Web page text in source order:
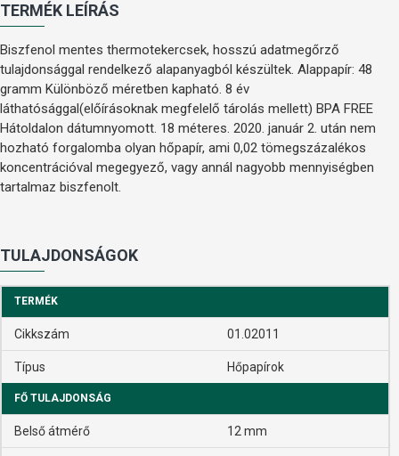
TERMÉK LEÍRÁS
Biszfenol mentes thermotekercsek, hosszú adatmegőrző
tulajdonsággal rendelkező alapanyagból készültek. Alappapír: 48
gramm Különböző méretben kapható. 8 év
láthatósággal(előírásoknak megfelelő tárolás mellett) BPA FREE
Hátoldalon dátumnyomott. 18 méteres. 2020. január 2. után nem
hozható forgalomba olyan hőpapír, ami 0,02 tömegszázalékos
koncentrációval megegyező, vagy annál nagyobb mennyiségben
tartalmaz biszfenolt.
TULAJDONSÁGOK
TERMÉK
Cikkszám 01.02011
Típus Hőpapírok
FŐ TULAJDONSÁG
Belső átmérő 12 mm